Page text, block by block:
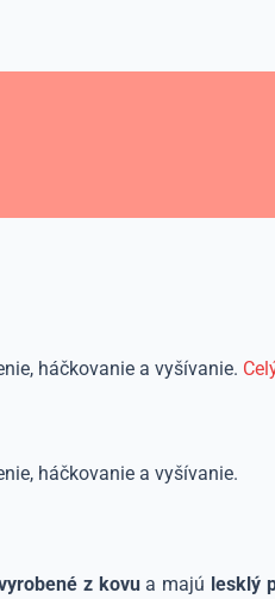
háčkovanie a vyšívanie.
háčkovanie a vyšívanie.
z kovua majú lesklý